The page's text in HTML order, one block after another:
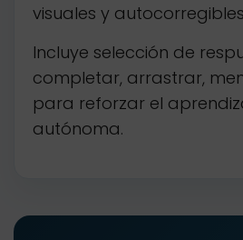
visuales y
Incluye selección de
completar, arrastrar,
para reforzar el
autónoma.